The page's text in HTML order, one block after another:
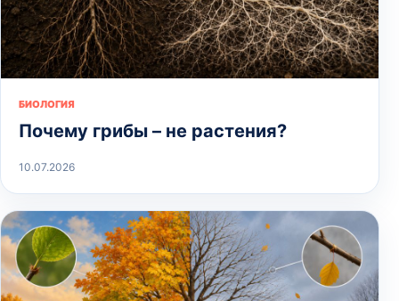
БИОЛОГИЯ
Почему грибы – не растения?
10.07.2026